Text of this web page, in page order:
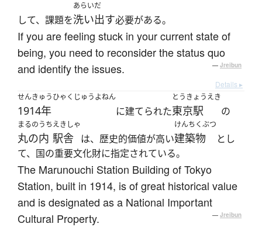
して、課題を
あらいだ
洗い出す必要がある。
If you are feeling stuck in your current state of
being, you need to reconsider the status quo
and identify the issues.
— Jreibun
Details ▸
せんきゅうひゃくじゅうよねん
1914年 に建てられた
とうきょうえき
東京駅 の
まるのうち
丸の内
えきしゃ
駅舎 は、歴史的価値が高い
けんちくぶつ
建築物
とし
て、国の重要文化財に指定されている。
The Marunouchi Station Building of Tokyo
Station, built in 1914, is of great historical value
and is designated as a National Important
Cultural Property.
— Jreibun